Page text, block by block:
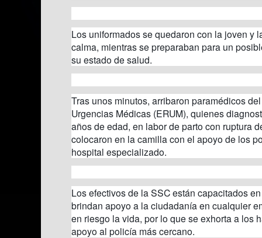
Los uniformados se quedaron con la joven y
calma, mientras se preparaban para un
su estado de salud.
Tras unos minutos, arribaron paramédicos
Urgencias Médicas (ERUM), quienes
años de edad, en labor de parto con ruptura
colocaron en la camilla con el apoyo de los
hospital especializado.
Los efectivos de la SSC están capacitados
brindan apoyo a la ciudadanía en cualquier
en riesgo la vida, por lo que se exhorta a los
apoyo al policía más cercano.